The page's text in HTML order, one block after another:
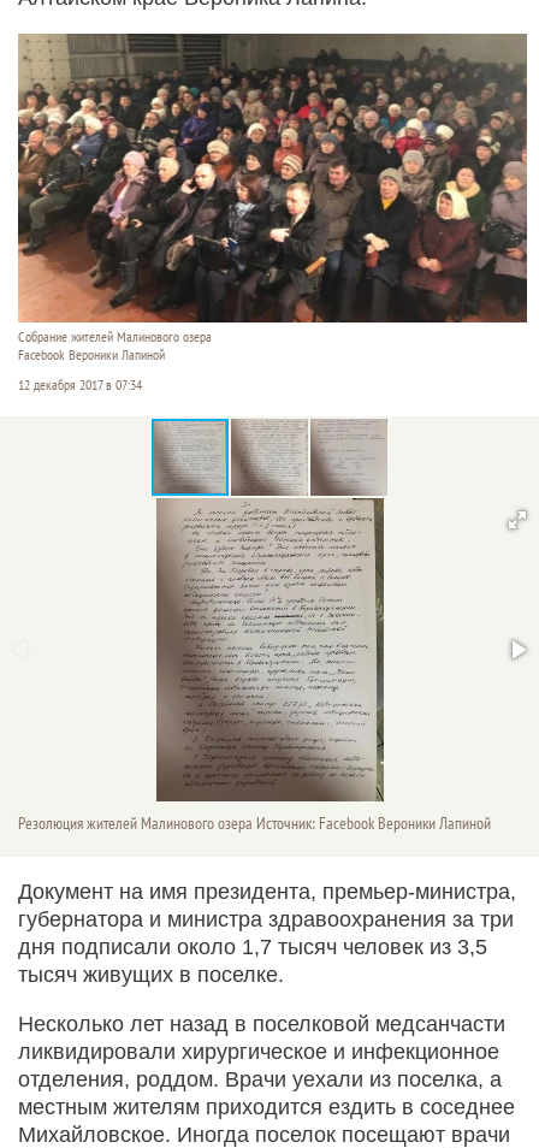
Собрание жителей Малинового озера
Facebook Вероники Лапиной
12 декабря 2017 в 07:34
Резолюция жителей Малинового озера Источник: Facebook Вероники Лапиной
Документ на имя президента, премьер-министра,
губернатора и министра здравоохранения за три
дня подписали около 1,7 тысяч человек из 3,5
тысяч живущих в поселке.
Несколько лет назад в поселковой медсанчасти
ликвидировали хирургическое и инфекционное
отделения, роддом. Врачи уехали из поселка, а
местным жителям приходится ездить в соседнее
Михайловское. Иногда поселок посещают врачи